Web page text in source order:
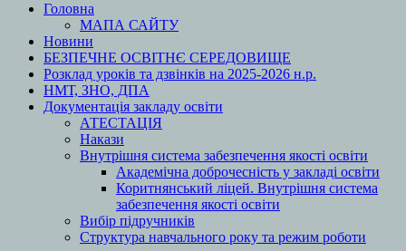
Головна
МАПА САЙТУ
Новини
БЕЗПЕЧНЕ ОСВІТНЄ СЕРЕДОВИЩЕ
Розклад уроків та дзвінків на 2025-2026 н.р.
НМТ, ЗНО, ДПА
Документація закладу освіти
АТЕСТАЦІЯ
Накази
Внутрішня система забезпечення якості освіти
Академічна доброчесність у закладі освіти
Коритнянський ліцей. Внутрішня система
забезпечення якості освіти
Вибір підручників
Структура навчального року та режим роботи